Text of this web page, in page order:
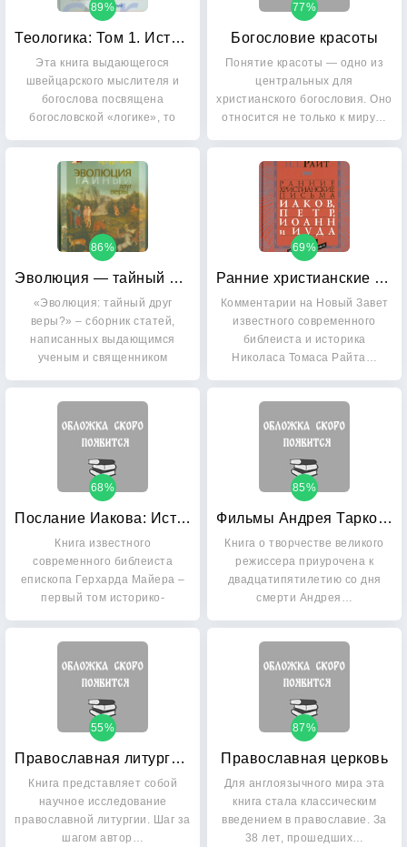
Теологика: Том 1. Истина мира
89%
Эта книга выдающегося
швейцарского мыслителя и
богослова посвящена
богословской «логике», то
Богословие красоты
77%
Понятие красоты — одно из
центральных для
христианского богословия. Оно
относится не только к миру…
Эволюция — тайный друг веры
86%
«Эволюция: тайный друг
веры?» – сборник статей,
написанных выдающимся
ученым и священником
Ранние христианские письма: Иаков, Петр, Иоанн и Иуда
69%
Комментарии на Новый Завет
известного современного
библеиста и историка
Николаса Томаса Райта…
Послание Иакова: Историко-богословский комментарий к Новому Завету
68%
Книга известного
современного библеиста
епископа Герхарда Майера –
первый том историко-
Фильмы Андрея Тарковского и русская духовная культура
85%
Книга о творчестве великого
режиссера приурочена к
двадцатипятилетию со дня
смерти Андрея…
Православная литургия: Развитие евхаристического богослужения византийского обряда
55%
Книга представляет собой
научное исследование
православной литургии. Шаг за
шагом автор…
Православная церковь
87%
Для англоязычного мира эта
книга стала классическим
введением в православие. За
38 лет, прошедших…